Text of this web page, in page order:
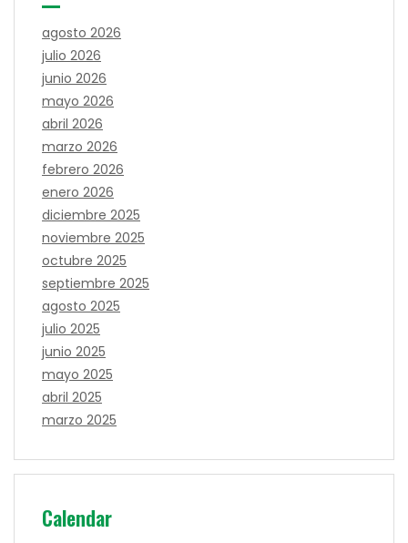
agosto 2026
julio 2026
junio 2026
mayo 2026
abril 2026
marzo 2026
febrero 2026
enero 2026
diciembre 2025
noviembre 2025
octubre 2025
septiembre 2025
agosto 2025
julio 2025
junio 2025
mayo 2025
abril 2025
marzo 2025
Calendar